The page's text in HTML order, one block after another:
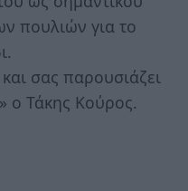
πουλιών για το
σας παρουσιάζει
ο Τάκης Κούρος.